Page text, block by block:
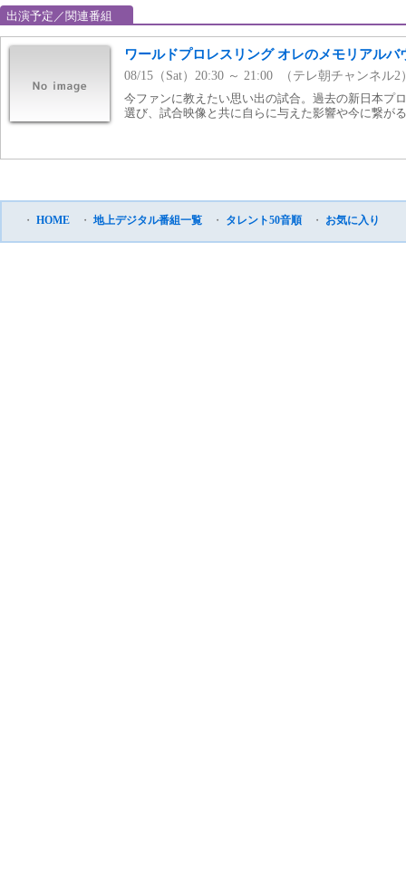
出演予定／関連番組
ワールドプロレスリング オレのメモリアル
08/15（Sat）20:30 ～ 21:00 （テレ朝チャンネル2
今ファンに教えたい思い出の試合。過去の新日本プ
選び、試合映像と共に自らに与えた影響や今に繋が
・ HOME ・ 地上デジタル番組一覧 ・ タレント50音順 ・ お気に入り